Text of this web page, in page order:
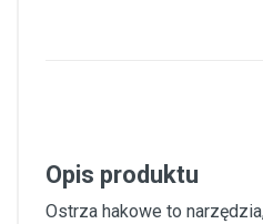
Opis produktu
Ostrza hakowe to